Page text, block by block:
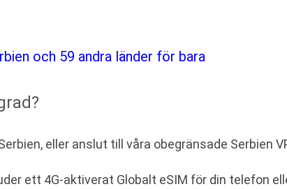
och 59 andra länder för bara
eller anslut till våra obegränsade Serbien
ett 4G-aktiverat Globalt eSIM för din telefon